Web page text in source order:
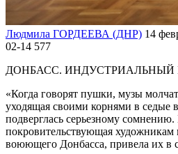
Людмила ГОРДЕЕВА (ДНР) 14
02-14 577
ДОНБАСС. ИНДУСТРИАЛЬНЫЙ
«Когда говорят пушки, музы
уходящая своими корнями в седые
подверглась серьезному
покровительствующая художникам
воюющего Донбасса, привела их в